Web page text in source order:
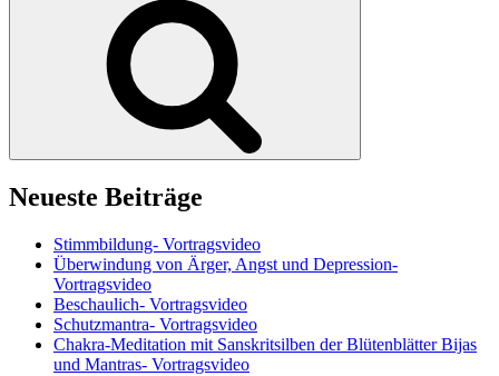
Neueste Beiträge
Stimmbildung- Vortragsvideo
Überwindung von Ärger, Angst und Depression-
Vortragsvideo
Beschaulich- Vortragsvideo
Schutzmantra- Vortragsvideo
Chakra-Meditation mit Sanskritsilben der Blütenblätter Bijas
und Mantras- Vortragsvideo